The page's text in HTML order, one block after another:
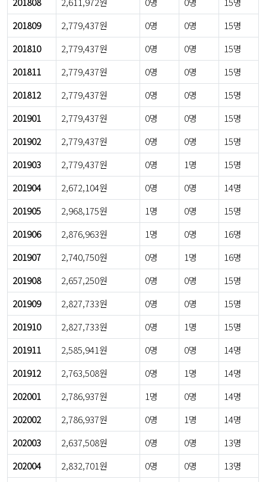
201809
2,779,437원 0명 0명
15명
201810
2,779,437원 0명 0명
15명
201811
2,779,437원 0명 0명
15명
201812
2,779,437원 0명 0명
15명
201901
2,779,437원 0명 0명
15명
201902
2,779,437원 0명 0명
15명
201903
2,779,437원 0명 1명
15명
201904
2,672,104원 0명 0명
14명
201905
2,968,175원 1명 0명
15명
201906
2,876,963원 1명 0명
16명
201907
2,740,750원 0명 1명
16명
201908
2,657,250원 0명 0명
15명
201909
2,827,733원 0명 0명
15명
201910
2,827,733원 0명 1명
15명
201911
2,585,941원 0명 0명
14명
201912
2,763,508원 0명 1명
14명
202001
2,786,937원 1명 0명
14명
202002
2,786,937원 0명 1명
14명
202003
2,637,508원 0명 0명
13명
202004
2,832,701원 0명 0명
13명